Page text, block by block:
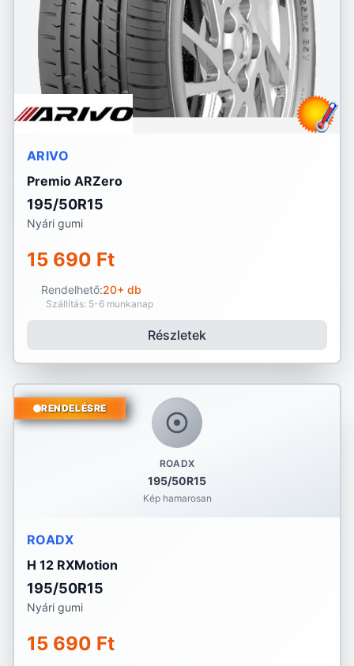
ARIVO
Premio ARZero
195/50R15
Nyári gumi
15 690 Ft
Rendelhető:20+ db
Szállítás: 5-6 munkanap
Részletek
ROADX
195/50R15
Kép hamarosan
RENDELÉSRE
ROADX
H 12 RXMotion
195/50R15
Nyári gumi
15 690 Ft